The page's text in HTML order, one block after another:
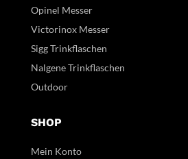
Opinel Messer
Victorinox Messer
Sigg Trinkflaschen
Nalgene Trinkflaschen
Outdoor
SHOP
Mein Konto